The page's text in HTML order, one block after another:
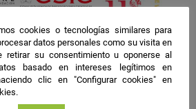
cookies o tecnologías similares para
datos personales como su visita en
retirar su consentimiento u oponerse al
basado en intereses legítimos en
clic en "Configurar cookies" en